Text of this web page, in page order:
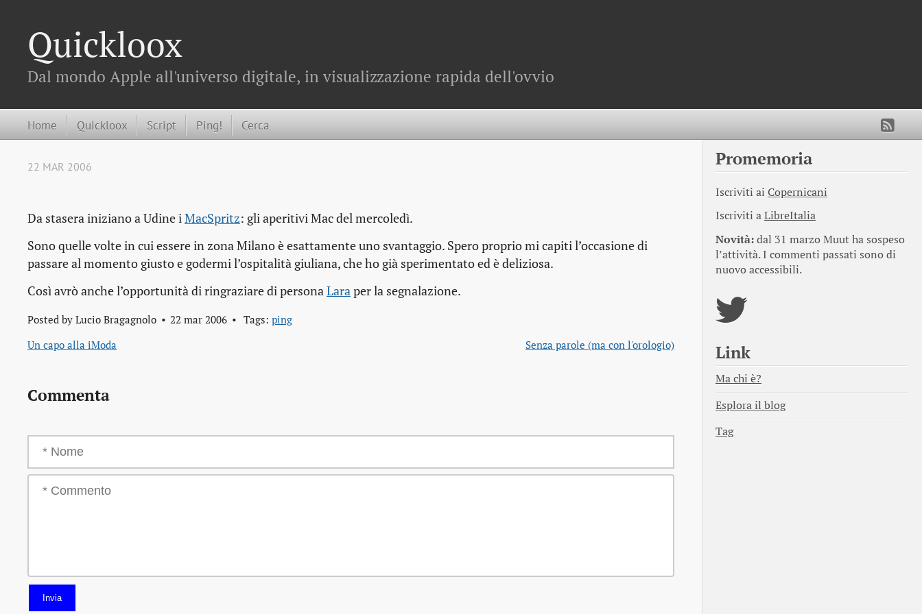
Quickloox
Dal mondo Apple all'universo digitale, in visualizzazione rapida dell'ovvio
Home Quickloox Script Ping! Cerca
22 MAR 2006
Da stasera iniziano a Udine iMacSpritz: gli aperitivi Mac del mercoledì.
Sono quelle volte in cui essere in zona Milano è esattamente uno svantaggio. Spero proprio mi capiti l’occasione di
passare al momento giusto e godermi l’ospitalità giuliana, che ho già sperimentato ed è deliziosa.
Così avrò anche l’opportunità di ringraziare di personaLaraper la segnalazione.
Posted by Lucio Bragagnolo 22 mar 2006 Tags: ping
Un capo alla iModa
Senza parole (ma con l'orologio)
Commenta
Invia
Promemoria
Iscriviti ai Copernicani
Iscriviti aLibreItalia
Novità:dal 31 marzo Muut ha sospeso
l’attività. I commenti passati sono di
nuovo accessibili.
Link
Ma chi è?
Esplora il blog
Tag